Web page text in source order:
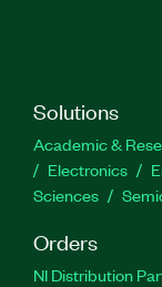
Solutions
Academic &
Electronics
Sciences
Orders
NI Distribution